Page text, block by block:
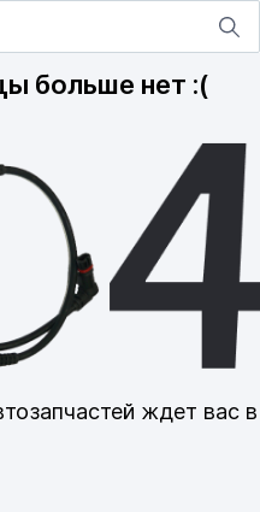
больше нет :(
ждет вас в